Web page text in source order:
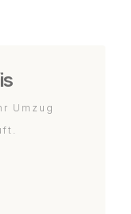
Umzug